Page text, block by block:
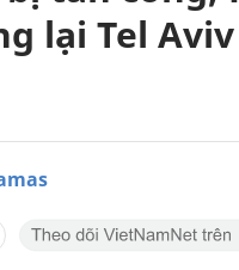
lại Tel Aviv